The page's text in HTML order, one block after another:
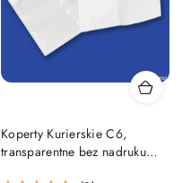
Koperty Kurierskie C6,
transparentne bez nadruku